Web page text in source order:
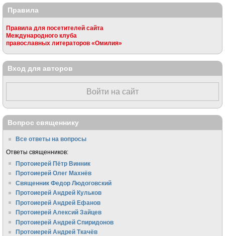
Правила
Правила для посетителей сайта
Международного клуба
православных литераторов «Омилия»
Вход для авторов
Войти на сайт
Вопрос священнику
Все ответы на вопросы
Ответы священников:
Протоиерей Пётр Винник
Протоиерей Олег Махнёв
Священник Федор Людоговский
Протоиерей Андрей Кульков
Протоиерей Андрей Ефанов
Протоиерей Алексий Зайцев
Протоиерей Андрей Спиридонов
Протоиерей Андрей Ткачёв